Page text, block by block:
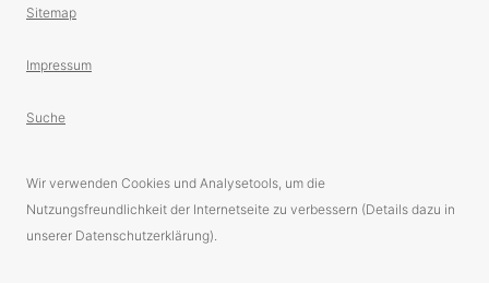
Sitemap
Impressum
Suche
Wir verwenden Cookies und Analysetools, um die
Nutzungsfreundlichkeit der Internetseite zu verbessern (Details dazu in
unserer Datenschutzerklärung).